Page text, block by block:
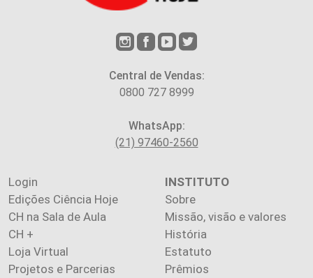
Central de Vendas:
0800 727 8999
WhatsApp:
(21) 97460-2560
Login
Edições Ciência Hoje
CH na Sala de Aula
CH +
Loja Virtual
Projetos e Parcerias
INSTITUTO
Sobre
Missão, visão e valores
História
Estatuto
Prêmios